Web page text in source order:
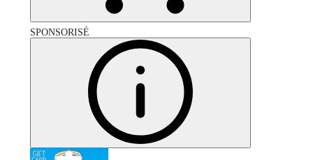
SPONSORISÉ